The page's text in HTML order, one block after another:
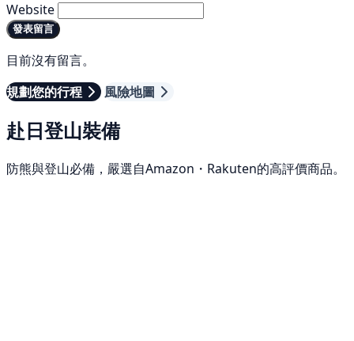
Website
發表留言
目前沒有留言。
規劃您的行程
風險地圖
赴日登山裝備
防熊與登山必備，嚴選自Amazon・Rakuten的高評價商品。